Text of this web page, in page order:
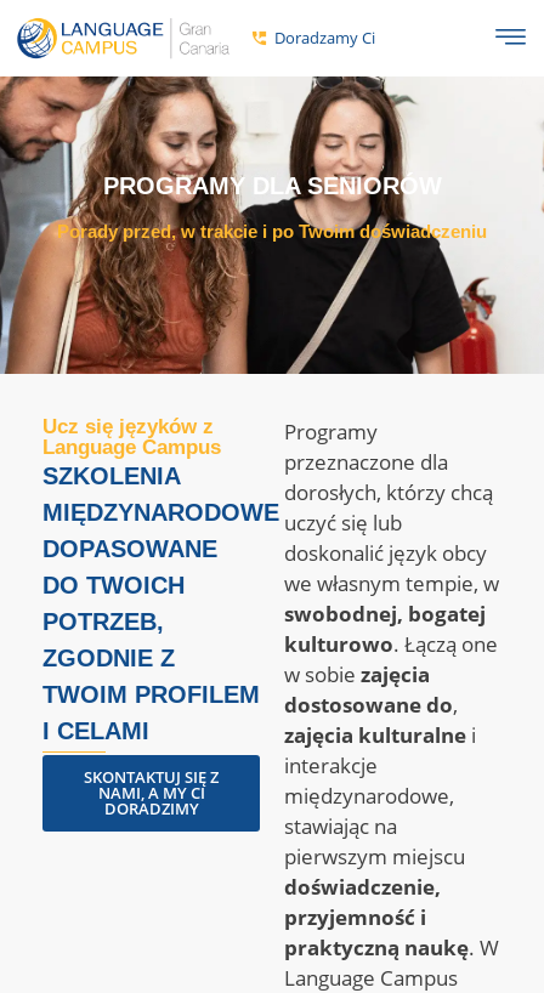
Doradzamy Ci
PROGRAMY DLA SENIORÓW
Porady przed, w trakcie i po Twoim doświadczeniu
Ucz się języków z
Language Campus
SZKOLENIA
MIĘDZYNARODOWE
DOPASOWANE
DO TWOICH
POTRZEB,
ZGODNIE Z
TWOIM PROFILEM
I CELAMI
SKONTAKTUJ SIĘ Z
NAMI, A MY CI
DORADZIMY
Programy
przeznaczone dla
dorosłych, którzy chcą
uczyć się lub
doskonalić język obcy
we własnym tempie, w
swobodnej, bogatej
kulturowo. Łączą one
w sobie zajęcia
dostosowane do,
zajęcia kulturalne i
interakcje
międzynarodowe,
stawiając na
pierwszym miejscu
doświadczenie,
przyjemność i
praktyczną naukę. W
Language Campus